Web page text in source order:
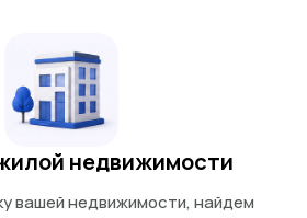
недвижимости
вашей недвижимости, найдем